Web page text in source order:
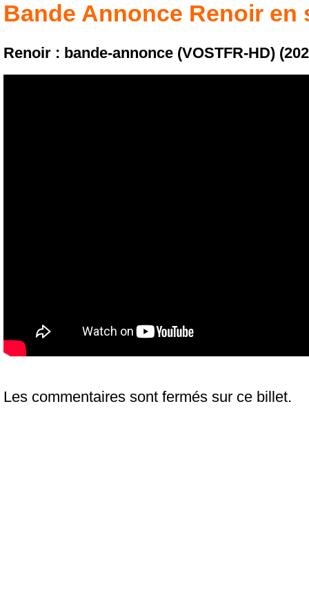
Bande Annonce Renoir en
Renoir : bande-annonce (VOSTFR-HD)
Les commentaires sont fermés sur ce billet.